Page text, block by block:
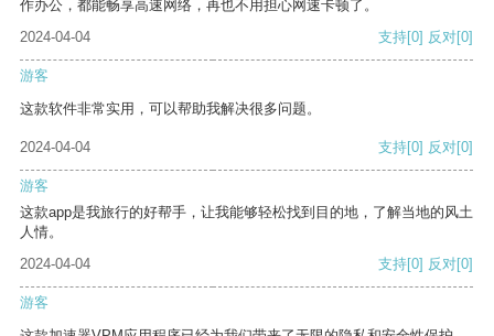
作办公，都能畅享高速网络，再也不用担心网速卡顿了。
2024-04-04
支持[0] 反对[0]
游客
这款软件非常实用，可以帮助我解决很多问题。
2024-04-04 支持[0] 反对[0]
游客
这款app是我旅行的好帮手，让我能够轻松找到目的地，了解当地的风土
人情。
2024-04-04
支持[0] 反对[0]
游客